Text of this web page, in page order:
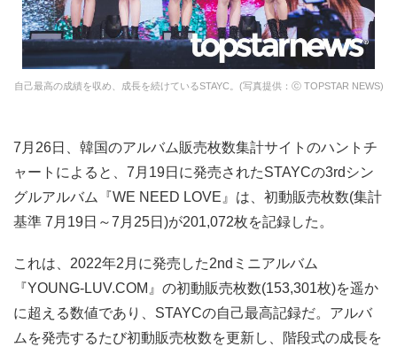
自己最高の成績を収め、成長を続けているSTAYC。(写真提供：ⓒ TOPSTAR NEWS)
7月26日、韓国のアルバム販売枚数集計サイトのハントチ
ャートによると、7月19日に発売されたSTAYCの3rdシン
グルアルバム『WE NEED LOVE』は、初動販売枚数(集計
基準 7月19日～7月25日)が201,072枚を記録した。
これは、2022年2月に発売した2ndミニアルバム
『YOUNG-LUV.COM』の初動販売枚数(153,301枚)を遥か
に超える数値であり、STAYCの自己最高記録だ。アルバ
ムを発売するたび初動販売枚数を更新し、階段式の成長を